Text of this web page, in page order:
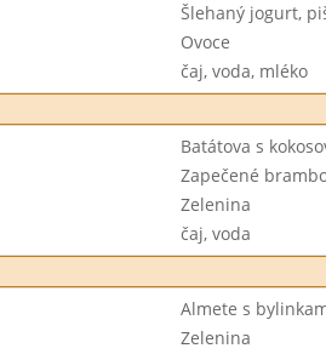
Šlehaný jogurt,
Ovoce
čaj, voda, mléko
Batátova s
Zapečené
Zelenina
čaj, voda
Almete s
Zelenina